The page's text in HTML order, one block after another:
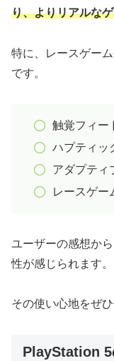
り、よりリアルな
特に、レースゲー
です。
触覚フィー
ハプティッ
アダプティ
レースゲー
ユーザーの感想か
性が感じられます。
その使い心地をぜ
PlayStation 5